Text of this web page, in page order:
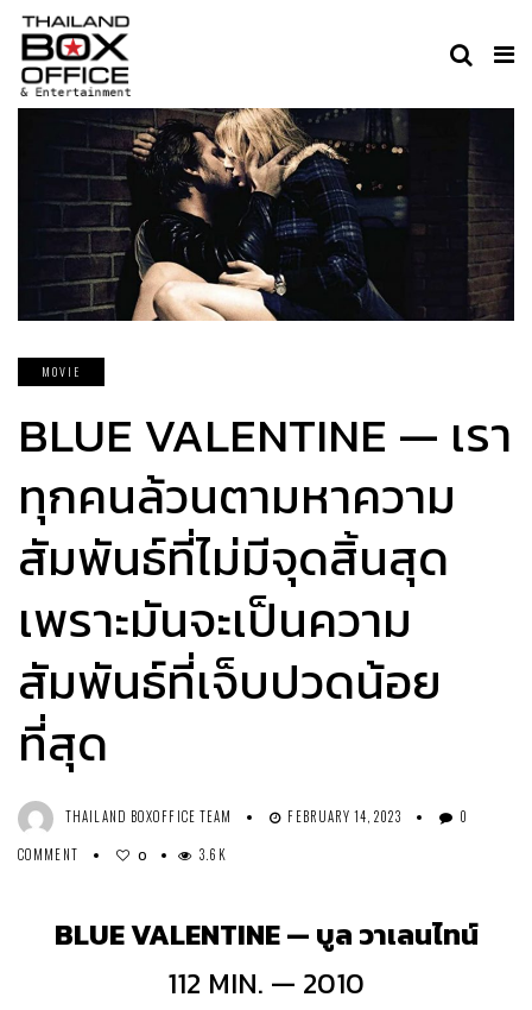
MOVIE
BLUE VALENTINE — เรา
ทุกคนล้วนตามหาความ
สัมพันธ์ที่ไม่มีจุดสิ้นสุด
เพราะมันจะเป็นความ
สัมพันธ์ที่เจ็บปวดน้อย
ที่สุด
THAILAND BOXOFFICE TEAM FEBRUARY 14, 2023
0
COMMENT
0 3.6K
BLUE VALENTINE — บูล วาเลนไทน์
112 MIN. — 2010